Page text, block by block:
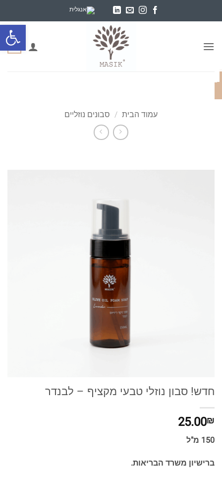
פתח
0
עמוד הבית / סבונים נוזליים
חדש! סבון נוזלי טבעי מקציף – לבנדר
25.00₪
150 מ"ל
ברישיון משרד הבריאות.